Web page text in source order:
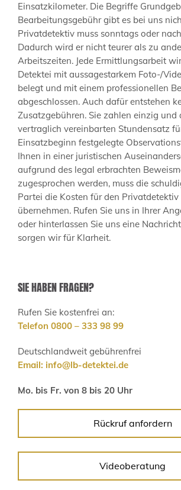
Einsatzkilometer. Die Begriffe
Bearbeitungsgebühr gibt es bei uns
Privatdetektiv muss sonntags oder
Dadurch wird er nicht teurer als zu
Arbeitszeiten. Jede Ermittlungsarbeit
Detektei mit aussagestarkem Foto-/
belegt und mit einem professionellen
abgeschlossen. Auch dafür entstehen
Zusatzgebühren. Sie zahlen einzig und
vertraglich vereinbarten Stundensatz
Einsatzbeginn festgelegte
Ihnen in einer juristischen
aufgrund des legal erbrachten
zugesprochen werden, muss die
Partei die Kosten für den
übernehmen. Rufen Sie uns in Ihrer
oder hinterlassen Sie uns eine
sorgen wir für Klarheit.
SIE HABEN FRAGEN?
Rufen Sie kostenfrei an:
Telefon 0800 – 333 98 99
Deutschlandweit gebührenfrei
Email: info@lb-detektei.de
Mo. bis Fr. von 8 bis 20 Uhr
Rückruf anfordern
Videoberatung